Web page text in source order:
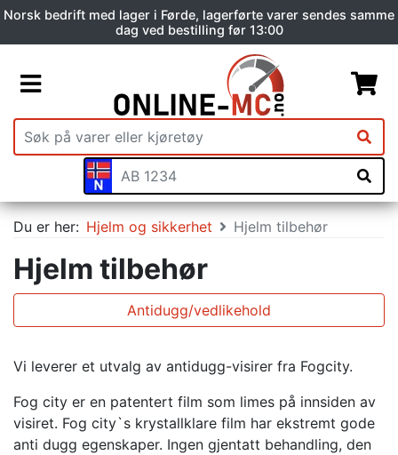
Norsk bedrift med lager i Førde, lagerførte varer sendes samme
dag ved bestilling før 13:00
Du er her: Hjelm og sikkerhet Hjelm tilbehør
Hjelm tilbehør
Antidugg/vedlikehold
Vi leverer et utvalg av antidugg-visirer fra Fogcity.
Fog city er en patentert film som limes på innsiden av
visiret. Fog city`s krystallklare film har ekstremt gode
anti dugg egenskaper. Ingen gjentatt behandling, den